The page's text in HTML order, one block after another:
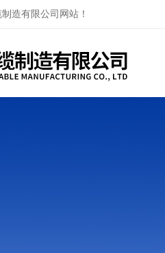
造有限公司网站！